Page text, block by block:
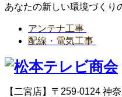
あなたの新しい環境づくり
アンテナ工事
配線・電気工事
【二宮店】〒259-0124 神